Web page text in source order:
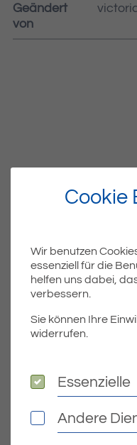
Geändert
von
Dateiname
Dateityp
DOWNLOAD
Cookie
Wir benutzen
essenziell für die
helfen uns dabei,
verbessern.
Sie können Ihre
widerrufen.
Essenzielle
Essenzielle
Andere Dienste
Andere